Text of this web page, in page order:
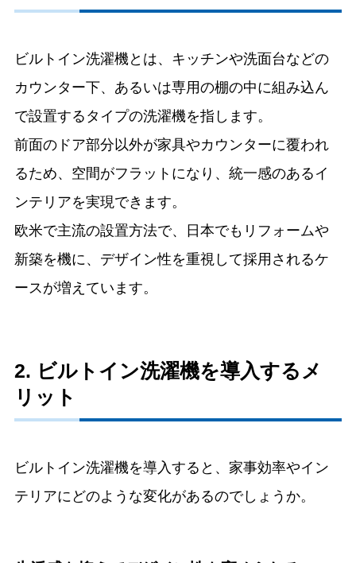
ビルトイン洗濯機とは、キッチンや洗面台などの
カウンター下、あるいは専用の棚の中に組み込ん
で設置するタイプの洗濯機を指します。
前面のドア部分以外が家具やカウンターに覆われ
るため、空間がフラットになり、統一感のあるイ
ンテリアを実現できます。
欧米で主流の設置方法で、日本でもリフォームや
新築を機に、デザイン性を重視して採用されるケ
ースが増えています。
2. ビルトイン洗濯機を導入するメ
リット
ビルトイン洗濯機を導入すると、家事効率やイン
テリアにどのような変化があるのでしょうか。